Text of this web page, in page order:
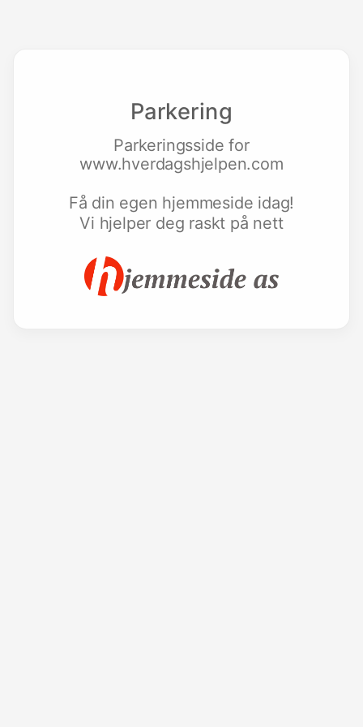
Parkering
Parkeringsside for
www.hverdagshjelpen.com
Få din egen hjemmeside idag!
Vi hjelper deg raskt på nett